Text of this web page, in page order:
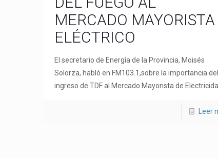
MERCADO MAYORISTA
ELÉCTRICO
El secretario de Energía de la Provincia, Moisés
Solorza, habló en FM103.1,sobre la importancia del
ingreso de TDF al Mercado Mayorista de
Leer